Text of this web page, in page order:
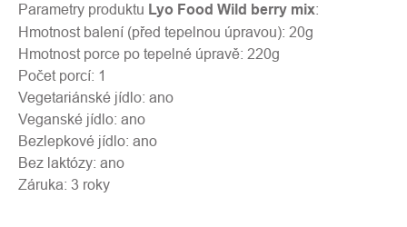
Parametry produktu Lyo Food Wild berry mix:
Hmotnost balení (před tepelnou úpravou): 20g
Hmotnost porce po tepelné úpravě: 220g
Počet porcí: 1
Vegetariánské jídlo: ano
Veganské jídlo: ano
Bezlepkové jídlo: ano
Bez laktózy: ano
Záruka: 3 roky